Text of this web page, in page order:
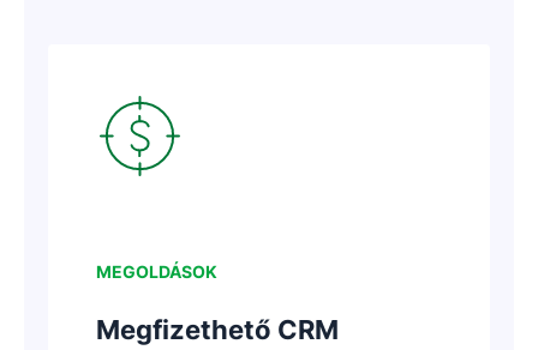
MEGOLDÁSOK
Megfizethető CRM
Új ablakban nyílik meg